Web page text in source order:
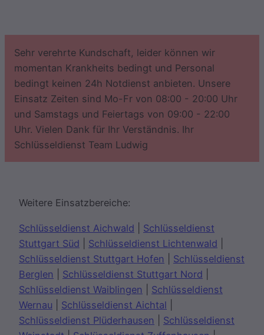
Sehr verehrte Kundschaft, leider können wir
momentan Krankheits bedingt und Personal
bedingt keinen 24h Notdienst anbieten. Unsere
Einsatz Zeiten sind Mo-Fr von 08:00 - 20:00 Uhr
und Samstags und Feiertags von 09:00 - 22:00
Uhr. Vielen Dank für Ihr Verständnis. Ihr
Schlüsseldienst Team Ludwig
Weitere Einsatzbereiche:
Schlüsseldienst Aichwald
Schlüsseldienst
Stuttgart Süd
Schlüsseldienst Lichtenwald
Schlüsseldienst Stuttgart Hofen
Schlüsseldienst
Berglen
Schlüsseldienst Stuttgart Nord
Schlüsseldienst Waiblingen
Schlüsseldienst
Wernau
Schlüsseldienst Aichtal
Schlüsseldienst Plüderhausen
Schlüsseldienst